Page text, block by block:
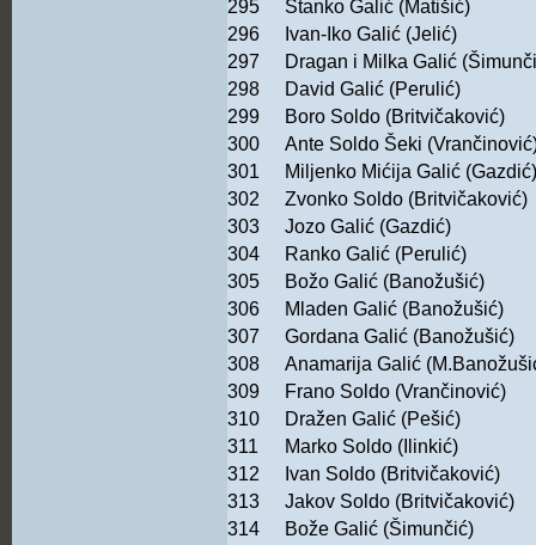
295
Stanko Galić (Matišić)
296
Ivan-Iko Galić (Jelić)
297
Dragan i Milka Galić
298
David Galić (Perulić)
299
Boro Soldo (Britvičaković)
300
Ante Soldo Šeki
301
Miljenko Mićija Galić (Gazdić)
302
Zvonko Soldo (Britvičaković)
303
Jozo Galić (Gazdić)
304
Ranko Galić (Perulić)
305
Božo Galić (Banožušić)
306
Mladen Galić (Banožušić)
307
Gordana Galić (Banožušić)
308
Anamarija Galić
309
Frano Soldo (Vrančinović)
310
Dražen Galić (Pešić)
311
Marko Soldo (Ilinkić)
312
Ivan Soldo (Britvičaković)
313
Jakov Soldo (Britvičaković)
314
Bože Galić (Šimunčić)